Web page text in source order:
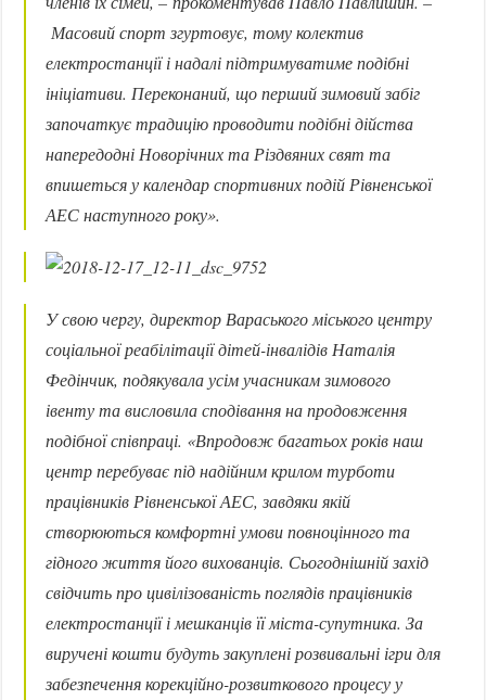
Масовий спорт згуртовує, тому колектив
електростанції і надалі підтримуватиме подібні
ініціативи. Переконаний, що перший зимовий забіг
започаткує традицію проводити подібні дійства
напередодні Новорічних та Різдвяних свят та
впишеться у календар спортивних подій Рівненської
АЕС наступного року».
У свою чергу, директор Вараського міського центру
соціальної реабілітації дітей-інвалідів Наталія
Федінчик, подякувала усім учасникам зимового
івенту та висловила сподівання на продовження
подібної співпраці. «Впродовж багатьох років наш
центр перебуває під надійним крилом турботи
працівників Рівненської АЕС, завдяки якій
створюються комфортні умови повноцінного та
гідного життя його вихованців. Сьогоднішній захід
свідчить про цивілізованість поглядів працівників
електростанції і мешканців її міста-супутника. За
виручені кошти будуть закуплені розвивальні ігри для
забезпечення корекційно-розвиткового процесу у